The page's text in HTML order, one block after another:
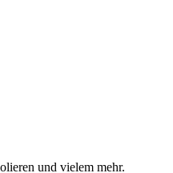
und vielem mehr.